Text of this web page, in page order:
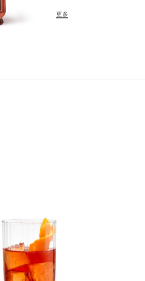
toasty notes, all coming
更多